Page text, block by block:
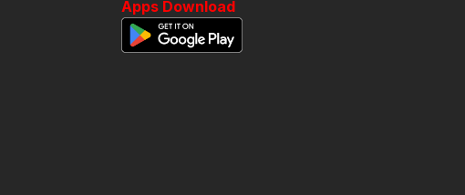
Apps Download